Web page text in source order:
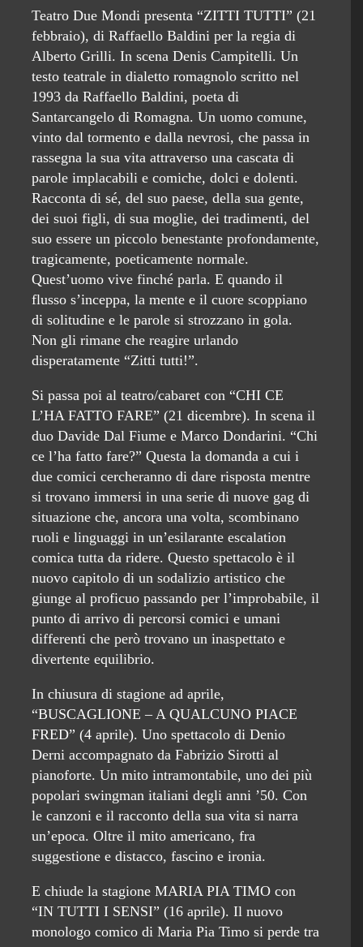
Teatro Due Mondi presenta “ZITTI TUTTI” (21
febbraio), di Raffaello Baldini per la regia di
Alberto Grilli. In scena Denis Campitelli. Un
testo teatrale in dialetto romagnolo scritto nel
1993 da Raffaello Baldini, poeta di
Santarcangelo di Romagna. Un uomo comune,
vinto dal tormento e dalla nevrosi, che passa in
rassegna la sua vita attraverso una cascata di
parole implacabili e comiche, dolci e dolenti.
Racconta di sé, del suo paese, della sua gente,
dei suoi figli, di sua moglie, dei tradimenti, del
suo essere un piccolo benestante profondamente,
tragicamente, poeticamente normale.
Quest’uomo vive finché parla. E quando il
flusso s’inceppa, la mente e il cuore scoppiano
di solitudine e le parole si strozzano in gola.
Non gli rimane che reagire urlando
disperatamente “Zitti tutti!”.
Si passa poi al teatro/cabaret con “CHI CE
L’HA FATTO FARE” (21 dicembre). In scena il
duo Davide Dal Fiume e Marco Dondarini. “Chi
ce l’ha fatto fare?” Questa la domanda a cui i
due comici cercheranno di dare risposta mentre
si trovano immersi in una serie di nuove gag di
situazione che, ancora una volta, scombinano
ruoli e linguaggi in un’esilarante escalation
comica tutta da ridere. Questo spettacolo è il
nuovo capitolo di un sodalizio artistico che
giunge al proficuo passando per l’improbabile, il
punto di arrivo di percorsi comici e umani
differenti che però trovano un inaspettato e
divertente equilibrio.
In chiusura di stagione ad aprile,
“BUSCAGLIONE – A QUALCUNO PIACE
FRED” (4 aprile). Uno spettacolo di Denio
Derni accompagnato da Fabrizio Sirotti al
pianoforte. Un mito intramontabile, uno dei più
popolari swingman italiani degli anni ’50. Con
le canzoni e il racconto della sua vita si narra
un’epoca. Oltre il mito americano, fra
suggestione e distacco, fascino e ironia.
E chiude la stagione MARIA PIA TIMO con
“IN TUTTI I SENSI” (16 aprile). Il nuovo
monologo comico di Maria Pia Timo si perde tra